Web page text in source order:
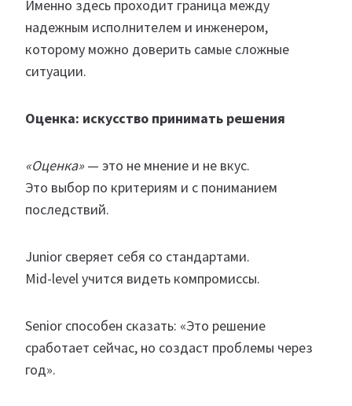
Именно здесь проходит граница между
надежным исполнителем и инженером,
которому можно доверить самые сложные
ситуации.
Оценка: искусство принимать решения
«Оценка» — это не мнение и не вкус.
Это выбор по критериям и с пониманием
последствий.
Junior сверяет себя со стандартами.
Mid-level учится видеть компромиссы.
Senior способен сказать: «Это решение
сработает сейчас, но создаст проблемы через
год».